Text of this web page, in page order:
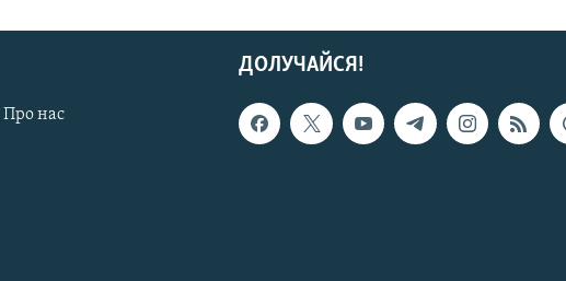
ДОЛУЧАЙСЯ!
Про нас